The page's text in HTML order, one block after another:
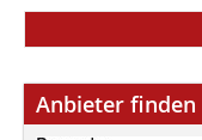
Anbieter finden